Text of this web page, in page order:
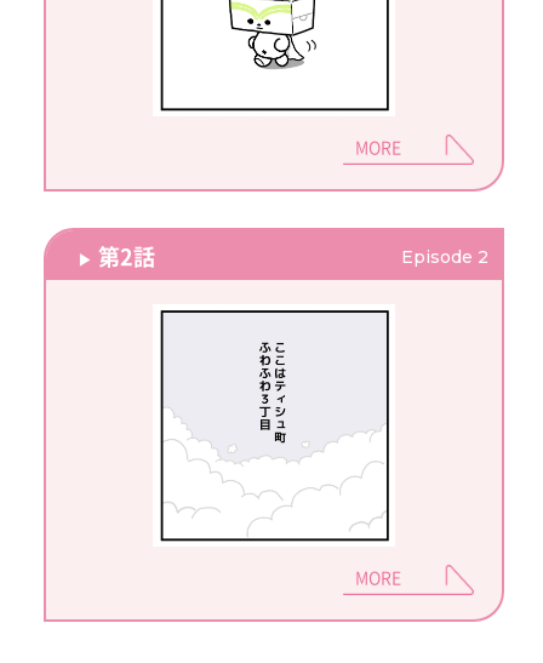
MORE
第2話 Episode 2
MORE